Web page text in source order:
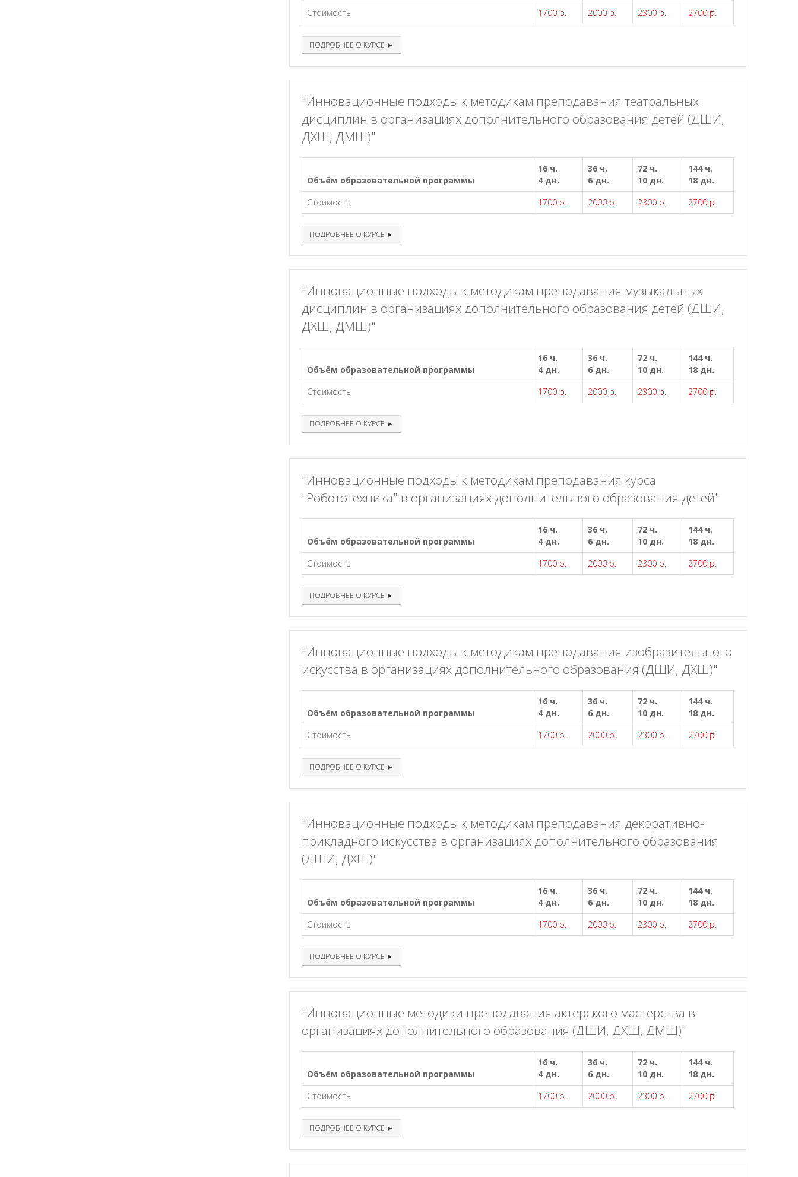
Стоимость
1700 р. 2000 р. 2300 р. 2700 р.
ПОДРОБНЕЕ О КУРСЕ ►
"Инновационные подходы к методикам преподавания театральных
дисциплин в организациях дополнительного образования детей (ДШИ,
ДХШ, ДМШ)"
Объём образовательной программы
16 ч.
4 дн.
36 ч.
6 дн.
72 ч.
10 дн.
144 ч.
18 дн.
Стоимость
1700 р. 2000 р. 2300 р. 2700 р.
ПОДРОБНЕЕ О КУРСЕ ►
"Инновационные подходы к методикам преподавания музыкальных
дисциплин в организациях дополнительного образования детей (ДШИ,
ДХШ, ДМШ)"
Объём образовательной программы
16 ч.
4 дн.
36 ч.
6 дн.
72 ч.
10 дн.
144 ч.
18 дн.
Стоимость
1700 р. 2000 р. 2300 р. 2700 р.
ПОДРОБНЕЕ О КУРСЕ ►
"Инновационные подходы к методикам преподавания курса
"Робототехника" в организациях дополнительного образования детей"
Объём образовательной программы
16 ч.
4 дн.
36 ч.
6 дн.
72 ч.
10 дн.
144 ч.
18 дн.
Стоимость
1700 р. 2000 р. 2300 р. 2700 р.
ПОДРОБНЕЕ О КУРСЕ ►
"Инновационные подходы к методикам преподавания изобразительного
искусства в организациях дополнительного образования (ДШИ, ДХШ)"
Объём образовательной программы
16 ч.
4 дн.
36 ч.
6 дн.
72 ч.
10 дн.
144 ч.
18 дн.
Стоимость
1700 р. 2000 р. 2300 р. 2700 р.
ПОДРОБНЕЕ О КУРСЕ ►
"Инновационные подходы к методикам преподавания декоративно-
прикладного искусства в организациях дополнительного образования
(ДШИ, ДХШ)"
Объём образовательной программы
16 ч.
4 дн.
36 ч.
6 дн.
72 ч.
10 дн.
144 ч.
18 дн.
Стоимость
1700 р. 2000 р. 2300 р. 2700 р.
ПОДРОБНЕЕ О КУРСЕ ►
"Инновационные методики преподавания актерского мастерства в
организациях дополнительного образования (ДШИ, ДХШ, ДМШ)"
Объём образовательной программы
16 ч.
4 дн.
36 ч.
6 дн.
72 ч.
10 дн.
144 ч.
18 дн.
Стоимость
1700 р. 2000 р. 2300 р. 2700 р.
ПОДРОБНЕЕ О КУРСЕ ►